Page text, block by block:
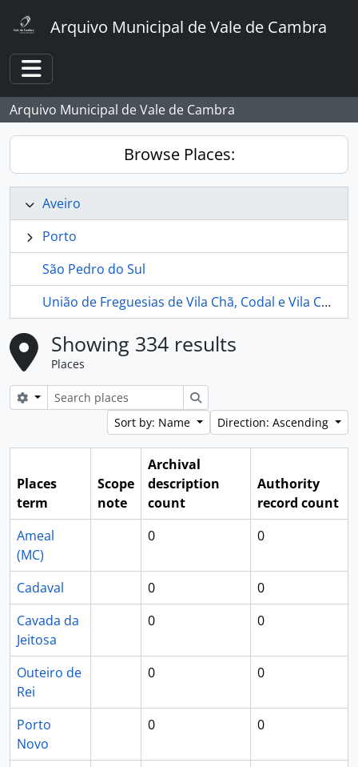
Arquivo Municipal de Vale de Cambra
Toggle navigation
Arquivo Municipal de Vale de Cambra
Browse Places:
Aveiro
Porto
São Pedro do Sul
União de Freguesias de Vila Chã, Codal e Vila Cova de Perrinho
Showing 334 results
Places
Search options
Search
Sort by: Name
Direction: Ascending
Places
term
Scope
note
Archival
description
count
Authority
record count
Ameal
(MC)
0 0
Cadaval 0
0
Cavada da
Jeitosa
0 0
Outeiro de
Rei
0 0
Porto
Novo
0 0